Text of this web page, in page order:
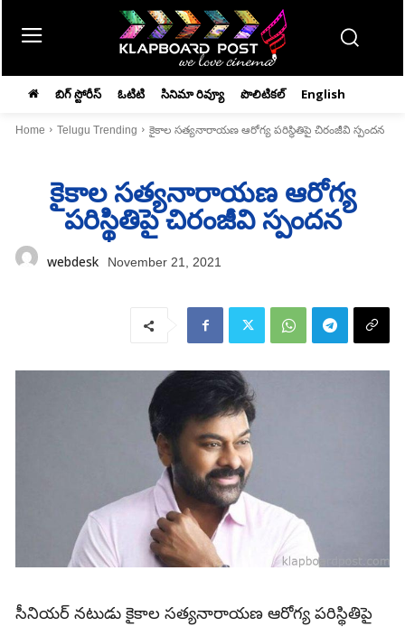
బిగ్ స్టోరీస్ ఓటిటి సినిమా రివ్యూ పొలిటికల్ English
Home Telugu Trending కైకాల సత్యనారాయణ ఆరోగ్య పరిస్థితిపై చిరంజీవి స్పందన
కైకాల సత్యనారాయణ ఆరోగ్య
పరిస్థితిపై చిరంజీవి స్పందన
webdesk November 21, 2021
సీనియర్‌ నటుడు కైకాల సత్యనారాయణ ఆరోగ్య పరిస్థితిపై